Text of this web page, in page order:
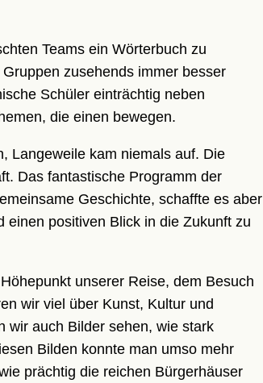
Teams ein Wörterbuch zu
zusehends immer besser
Schüler einträchtig neben
die einen bewegen.
Langeweile kam niemals auf. Die
Das fantastische Programm der
Geschichte, schaffte es aber
einen positiven Blick in die Zukunft zu
unserer Reise, dem Besuch
wir viel über Kunst, Kultur und
wir auch Bilder sehen, wie stark
Bilden konnte man umso mehr
prächtig die reichen Bürgerhäuser